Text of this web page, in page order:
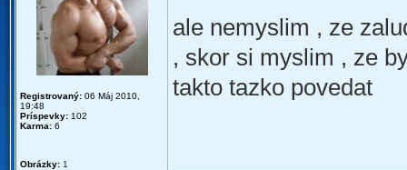
Registrovaný: 06 Máj 2010,
19:48
Príspevky: 102
Karma: 6
Obrázky: 1
ale nemyslim , ze
, skor si myslim , ze
takto tazko povedat